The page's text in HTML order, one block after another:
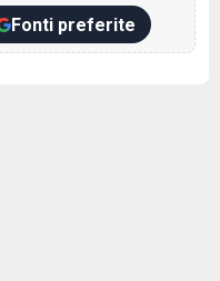
Fonti preferite